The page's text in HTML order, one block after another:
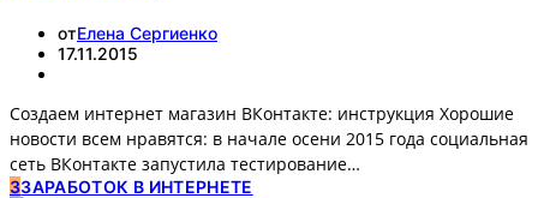
отЕлена Сергиенко
17.11.2015
Создаем интернет магазин ВКонтакте: инструкция Хорошие
новости всем нравятся: в начале осени 2015 года социальная
сеть ВКонтакте запустила тестирование…
ЗЗАРАБОТОК В ИНТЕРНЕТЕ